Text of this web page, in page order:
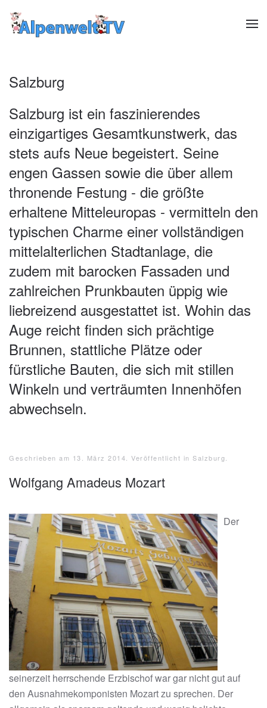
Zum Hauptinhalt springen
Salzburg
Salzburg ist ein faszinierendes
einzigartiges Gesamtkunstwerk, das
stets aufs Neue begeistert. Seine
engen Gassen sowie die über allem
thronende Festung - die größte
erhaltene Mitteleuropas - vermitteln den
typischen Charme einer vollständigen
mittelalterlichen Stadtanlage, die
zudem mit barocken Fassaden und
zahlreichen Prunkbauten üppig wie
liebreizend ausgestattet ist. Wohin das
Auge reicht finden sich prächtige
Brunnen, stattliche Plätze oder
fürstliche Bauten, die sich mit stillen
Winkeln und verträumten Innenhöfen
abwechseln.
Geschrieben am 13. März 2014 . Veröffentlicht in Salzburg
Wolfgang Amadeus Mozart
Der
seinerzeit herrschende Erzbischof war gar nicht gut auf
den Ausnahmekomponisten Mozart zu sprechen. Der